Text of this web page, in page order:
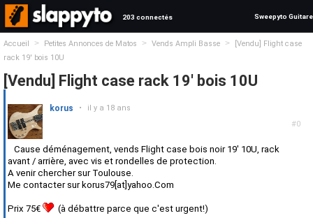
203 connectés Sweepyto Guitare
Accueil > Petites Annonces de Matos > Vends Ampli Basse >
[Vendu] Flight case
rack 19' bois 10U
[Vendu] Flight case rack 19' bois 10U
#0
korus • il y a 18 ans
Cause déménagement, vends Flight case bois noir 19' 10U, rack
avant / arrière, avec vis et rondelles de protection.
A venir chercher sur Toulouse.
Me contacter sur korus79[at]yahoo.Com
Prix 75€ (à débattre parce que c'est urgent!)